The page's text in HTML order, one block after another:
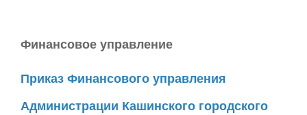
Финансовое управление
Приказ Финансового управления
Администрации Кашинского городского